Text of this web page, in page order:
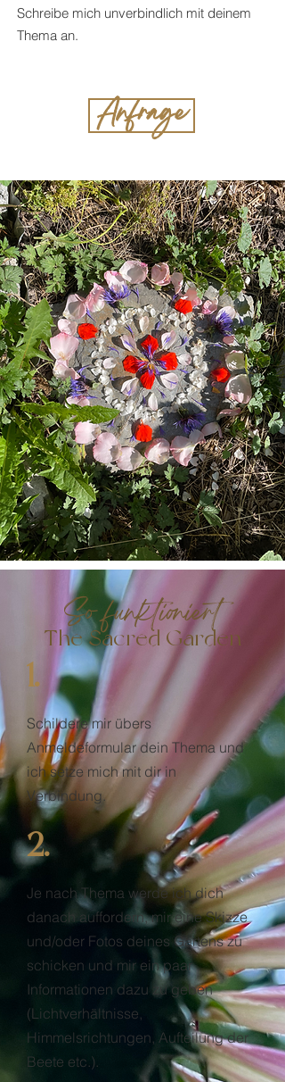
Schreibe mich unverbindlich mit deinem
Thema an.
Anfrage
So funktioniert
The Sacred Garden
1.
Schildere mir übers
Anmeldeformular dein Thema und
ich setze mich mit dir in
Verbindung.
2.
Je nach Thema werde ich dich
danach auffordern, mir eine Skizze
und/oder Fotos deines Gartens zu
schicken und mir ein paar
Informationen dazu zu geben
(Lichtverhältnisse,
Himmelsrichtungen, Aufteilung der
Beete etc.).